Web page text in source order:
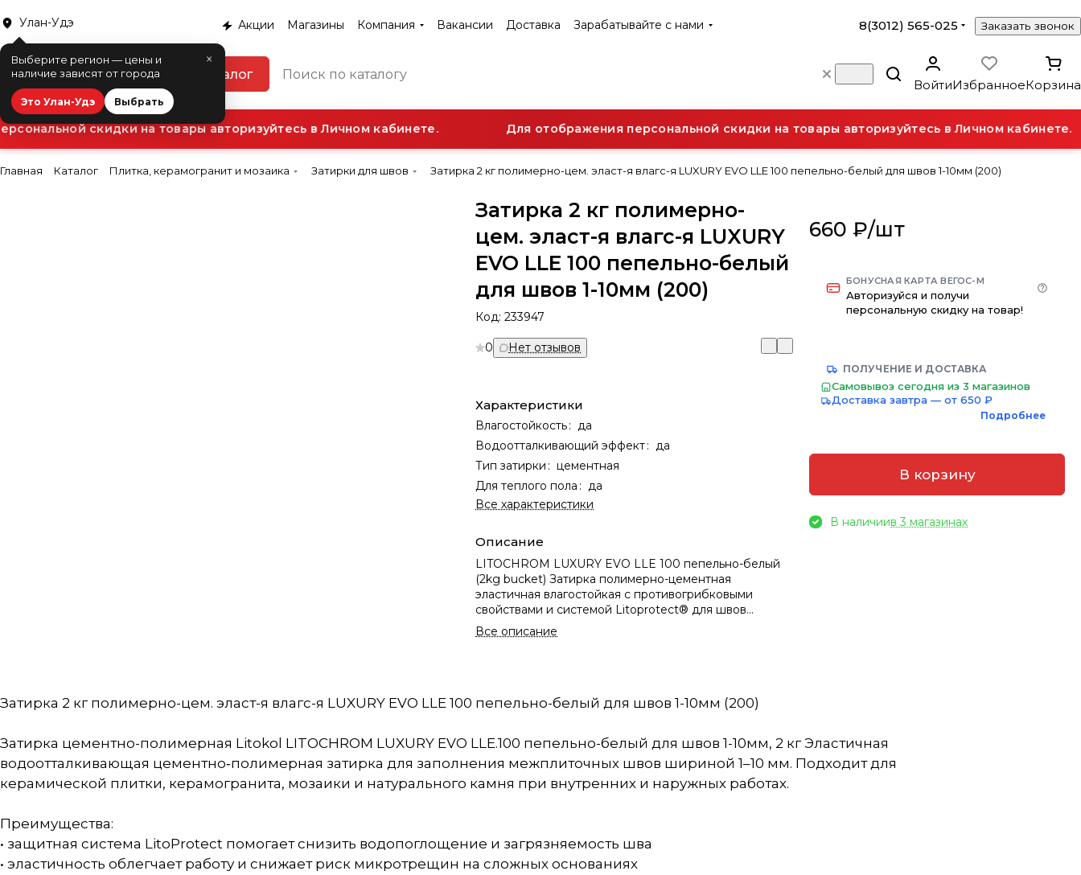
Улан-Удэ
×
Выберите регион — цены и
наличие зависят от города
Это Улан-Удэ Выбрать
Акции Магазины Компания Вакансии Доставка Зарабатывайте с нами 8(3012) 565-025 Заказать звонок
Каталог
ВойтиИзбранноеКорзина
скидки на товары авторизуйтесь в Личном кабинете. Для отображения персональной скидки на товары авторизуйтесь в Личном кабинете.
Главная Каталог Плитка, керамогранит и мозаика Затирки для швов Затирка 2 кг полимерно-цем. эласт-я влагс-я LUXURY EVO LLE 100 пепельно-белый для швов 1-10мм (200)
Затирка 2 кг полимерно-
цем. эласт-я влагс-я LUXURY
EVO LLE 100 пепельно-белый
для швов 1-10мм (200)
Код:233947
0 Нет отзывов
Характеристики
Влагостойкость: да
Водоотталкивающий эффект: да
Тип затирки : цементная
Для теплого пола : да
Все характеристики
Описание
LITOCHROM LUXURY EVO LLE 100 пепельно-белый
(2kg bucket) Затирка полимерно-цементная
эластичная влагостойкая с противогрибковыми
свойствами и системой Litoprotect® для швов
шириной 1-10 мм. (200)
Все описание
660 ₽/шт
БОНУСНАЯ КАРТА ВЕГОС-М
Авторизуйся и получи
персональную скидку на товар!
ПОЛУЧЕНИЕ И ДОСТАВКА
Самовывоз сегодня из 3 магазинов
Доставка завтра — от 650 ₽
Подробнее
В корзину
В наличиив 3 магазинах
Затирка 2 кг полимерно-цем. эласт-я влагс-я LUXURY EVO LLE 100 пепельно-белый для швов 1-10мм (200)
Затирка цементно-полимерная Litokol LITOCHROM LUXURY EVO LLE.100 пепельно-белый для швов 1-10мм, 2 кг Эластичная
водоотталкивающая цементно‑полимерная затирка для заполнения межплиточных швов шириной 1–10 мм. Подходит для
керамической плитки, керамогранита, мозаики и натурального камня при внутренних и наружных работах.
Преимущества:
• защитная система LitoProtect помогает снизить водопоглощение и загрязняемость шва
• эластичность облегчает работу и снижает риск микротрещин на сложных основаниях